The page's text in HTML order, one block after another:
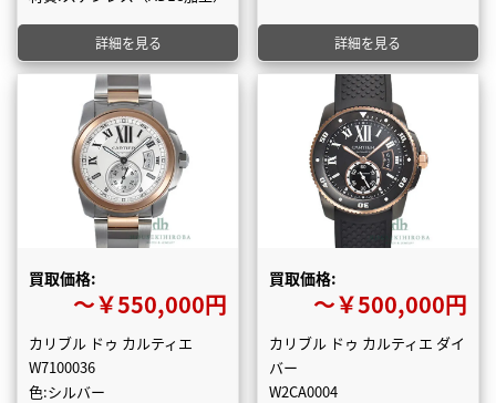
詳細を見る 詳細を見る
買取価格:
〜￥550,000円
カリブル ドゥ カルティエ
W7100036
色:シルバー
買取価格:
〜￥500,000円
カリブル ドゥ カルティエ ダイ
バー
W2CA0004